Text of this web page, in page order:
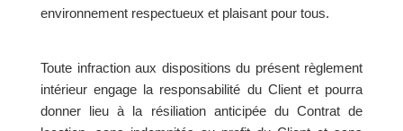
environnement respectueux et plaisant pour tous.
Toute infraction aux dispositions du présent règlement
intérieur engage la responsabilité du Client et pourra
donner lieu à la résiliation anticipée du Contrat de